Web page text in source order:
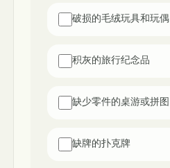
破损的毛绒玩具和玩偶
积灰的旅行纪念品
缺少零件的桌游或拼图
缺牌的扑克牌